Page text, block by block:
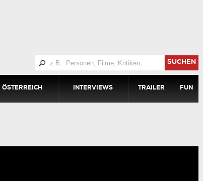
SUCHEN
ÖSTERREICH INTERVIEWS TRAILER FUN